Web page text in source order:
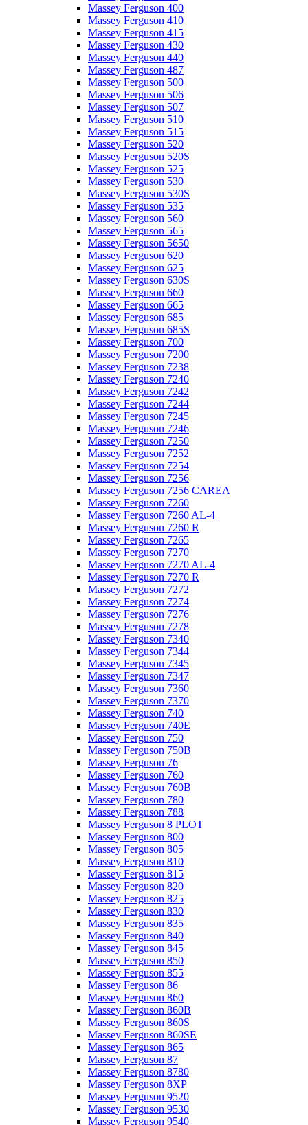
Massey Ferguson 400
Massey Ferguson 410
Massey Ferguson 415
Massey Ferguson 430
Massey Ferguson 440
Massey Ferguson 487
Massey Ferguson 500
Massey Ferguson 506
Massey Ferguson 507
Massey Ferguson 510
Massey Ferguson 515
Massey Ferguson 520
Massey Ferguson 520S
Massey Ferguson 525
Massey Ferguson 530
Massey Ferguson 530S
Massey Ferguson 535
Massey Ferguson 560
Massey Ferguson 565
Massey Ferguson 5650
Massey Ferguson 620
Massey Ferguson 625
Massey Ferguson 630S
Massey Ferguson 660
Massey Ferguson 665
Massey Ferguson 685
Massey Ferguson 685S
Massey Ferguson 700
Massey Ferguson 7200
Massey Ferguson 7238
Massey Ferguson 7240
Massey Ferguson 7242
Massey Ferguson 7244
Massey Ferguson 7245
Massey Ferguson 7246
Massey Ferguson 7250
Massey Ferguson 7252
Massey Ferguson 7254
Massey Ferguson 7256
Massey Ferguson 7256 CAREA
Massey Ferguson 7260
Massey Ferguson 7260 AL-4
Massey Ferguson 7260 R
Massey Ferguson 7265
Massey Ferguson 7270
Massey Ferguson 7270 AL-4
Massey Ferguson 7270 R
Massey Ferguson 7272
Massey Ferguson 7274
Massey Ferguson 7276
Massey Ferguson 7278
Massey Ferguson 7340
Massey Ferguson 7344
Massey Ferguson 7345
Massey Ferguson 7347
Massey Ferguson 7360
Massey Ferguson 7370
Massey Ferguson 740
Massey Ferguson 740E
Massey Ferguson 750
Massey Ferguson 750B
Massey Ferguson 76
Massey Ferguson 760
Massey Ferguson 760B
Massey Ferguson 780
Massey Ferguson 788
Massey Ferguson 8 PLOT
Massey Ferguson 800
Massey Ferguson 805
Massey Ferguson 810
Massey Ferguson 815
Massey Ferguson 820
Massey Ferguson 825
Massey Ferguson 830
Massey Ferguson 835
Massey Ferguson 840
Massey Ferguson 845
Massey Ferguson 850
Massey Ferguson 855
Massey Ferguson 86
Massey Ferguson 860
Massey Ferguson 860B
Massey Ferguson 860S
Massey Ferguson 860SE
Massey Ferguson 865
Massey Ferguson 87
Massey Ferguson 8780
Massey Ferguson 8XP
Massey Ferguson 9520
Massey Ferguson 9530
Massey Ferguson 9540